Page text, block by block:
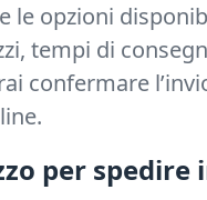
le opzioni
tempi di
confermare
per spedire